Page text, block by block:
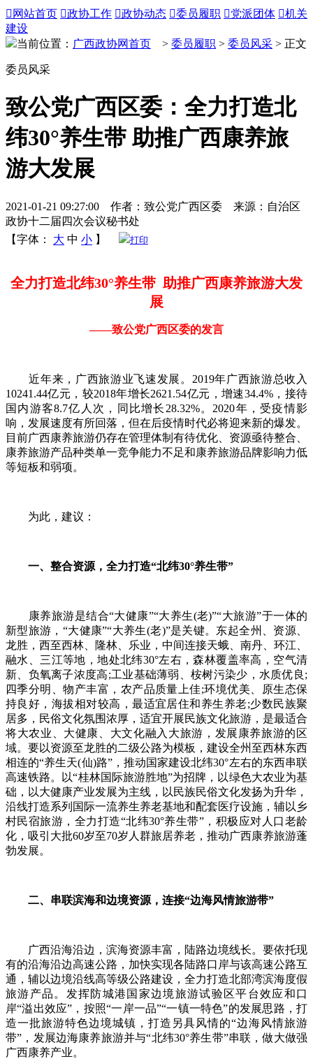
 网站首页 政协工作 政协动态 委员履职 党派团体 机关
建设
当前位置： 广西政协网首页 > 委员履职 > 委员风采 > 正文
委员风采
致公党广西区委：全力打造北
纬30°养生带 助推广西康养旅
游大发展
2021-01-21 09:27:00 作者：致公党广西区委 来源：自治区
政协十二届四次会议秘书处
【字体：
大 中 小 】 打印
全力打造北纬30°养生带 助推广西康养旅游大发
展
——致公党广西区委的发言
近年来，广西旅游业飞速发展。2019年广西旅游总收入
10241.44亿元，较2018年增长2621.54亿元，增速34.4%，接待
国内游客8.7亿人次，同比增长28.32%。2020年，受疫情影
响，发展速度有所回落，但在后疫情时代必将迎来新的爆发。
目前广西康养旅游仍存在管理体制有待优化、资源亟待整合、
康养旅游产品种类单一竞争能力不足和康养旅游品牌影响力低
等短板和弱项。
为此，建议：
一、整合资源，全力打造“北纬30°养生带”
康养旅游是结合“大健康”“大养生(老)”“大旅游”于一体的
新型旅游，“大健康”“大养生(老)”是关键。东起全州、资源、
龙胜，西至西林、隆林、乐业，中间连接天蛾、南丹、环江、
融水、三江等地，地处北纬30°左右，森林覆盖率高，空气清
新、负氧离子浓度高;工业基础薄弱、桉树污染少，水质优良;
四季分明、物产丰富，农产品质量上佳;环境优美、原生态保
持良好，海拔相对较高，最适宜居住和养生养老;少数民族聚
居多，民俗文化氛围浓厚，适宜开展民族文化旅游，是最适合
将大农业、大健康、大文化融入大旅游，发展康养旅游的区
域。要以资源至龙胜的二级公路为模板，建设全州至西林东西
相连的“养生天(仙)路”，推动国家建设北纬30°左右的东西串联
高速铁路。以“桂林国际旅游胜地”为招牌，以绿色大农业为基
础，以大健康产业发展为主线，以民族民俗文化发扬为升华，
沿线打造系列国际一流养生养老基地和配套医疗设施，辅以乡
村民宿旅游，全力打造“北纬30°养生带”，积极应对人口老龄
化，吸引大批60岁至70岁人群旅居养老，推动广西康养旅游蓬
勃发展。
二、串联滨海和边境资源，连接“边海风情旅游带”
广西沿海沿边，滨海资源丰富，陆路边境线长。要依托现
有的沿海沿边高速公路，加快实现各陆路口岸与该高速公路互
通，辅以边境沿线高等级公路建设，全力打造北部湾滨海度假
旅游产品。发挥防城港国家边境旅游试验区平台效应和口
岸“溢出效应”，按照“一岸一品”“一镇一特色”的发展思路，打
造一批旅游特色边境城镇，打造另具风情的“边海风情旅游
带”，发展边海康养旅游并与“北纬30°养生带”串联，做大做强
广西康养产业。